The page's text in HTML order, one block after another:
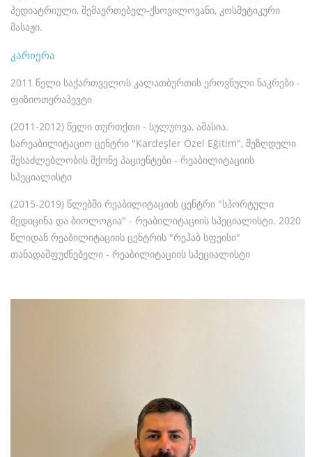
პედიატრიული, შემაერთებელ-ქსოვილოვანი, კოსმეტიკური
მასაჟი.
კარიერა
2011 წელი საქართველოს კალათბურთის ეროვნული ნაკრები -
ფიზიოთერაპევტი
(2011-2012) წელი თურთქთი - სულუოვა, ამასია.
სარეაბილიტაციო ცენტრი "Kardeşler Özel Eğitim", შეზღდული
შესაძლებლობის მქონე პაციენტები - რეაბილიტაციის
სპეციალისტი
(2015-2019) წლებში რეაბილიტაციის ცენტრი "სპორტული
მედიცინა და ბიოლოგია" - რეაბილიტაციის სპეციალისტი. 2020
წლიდან რეაბილიტაციის ცენტრის "რეჰაბ სფეისი"
თანადამფუძნებელი - რეაბილიტაციის სპეციალისტი